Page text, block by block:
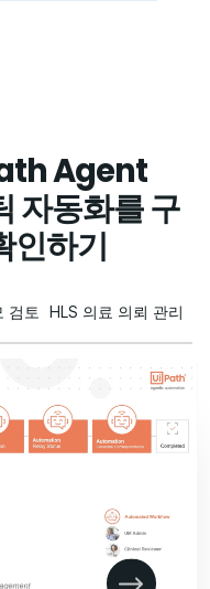
Agent
자동화를 구
인하기
검토 HLS 의료 의뢰 관리